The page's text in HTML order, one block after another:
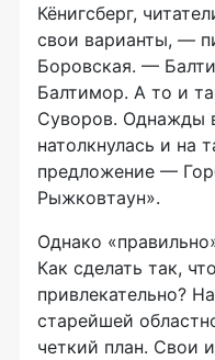
Кёнигсберг,
свои варианты, —
Боровская. —
Балтимор. А то и
Суворов. Однажды
натолкнулась и на
предложение —
Рыжковтаун».
Однако
Как сделать так,
привлекательно?
старейшей
четкий план. Свои